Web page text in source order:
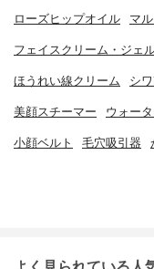
ローズヒップオイル マ
フェイスクリーム・ジェ
ほうれい線クリーム シ
美顔スチーマー ウォー
小顔ベルト 毛穴吸引器